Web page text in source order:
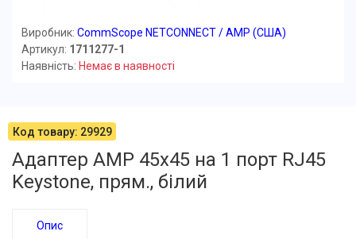
Виробник: CommScope NETCONNECT / AMP (США)
Артикул: 1711277-1
Наявність: Немає в наявності
Код товару: 29929
Адаптер AMP 45x45 на 1 порт RJ45
Keystone, прям., білий
Опис